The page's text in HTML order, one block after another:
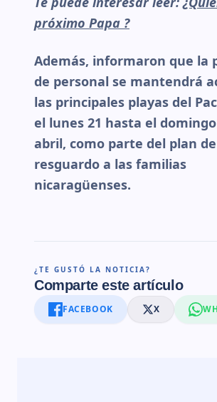
próximo Papa ?
Además, informaron que la
de personal se mantendrá
las principales playas del
el lunes 21 hasta el
abril, como parte del plan de
resguardo a las familias
nicaragüenses.
¿TE GUSTÓ LA NOTICIA?
Comparte este artículo
FACEBOOK X